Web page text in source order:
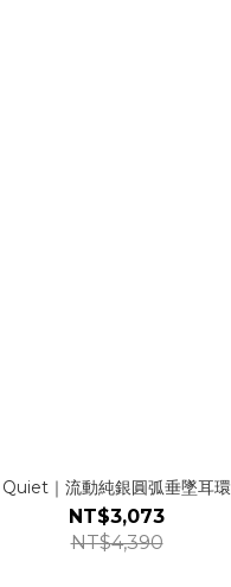
Quiet｜流動純銀圓弧垂墜耳環
NT$3,073
NT$4,390